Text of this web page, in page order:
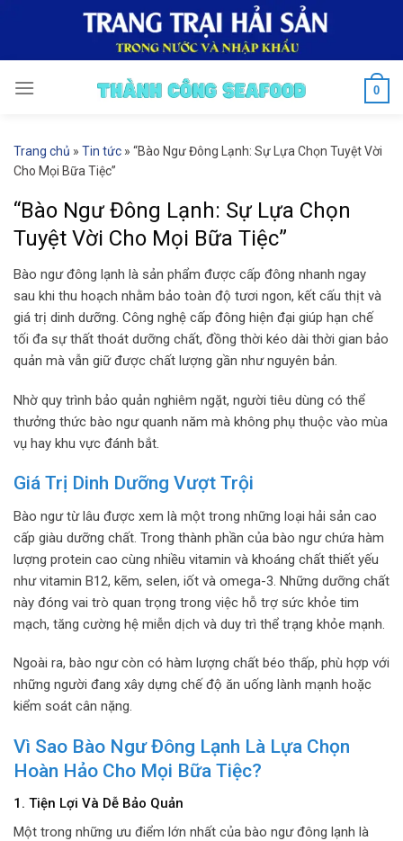
0
Trang chủ » Tin tức » “Bào Ngư Đông Lạnh: Sự Lựa Chọn Tuyệt Vời
Cho Mọi Bữa Tiệc”
“Bào Ngư Đông Lạnh: Sự Lựa Chọn
Tuyệt Vời Cho Mọi Bữa Tiệc”
Bào ngư đông lạnh là sản phẩm được cấp đông nhanh ngay
sau khi thu hoạch nhằm bảo toàn độ tươi ngon, kết cấu thịt và
giá trị dinh dưỡng. Công nghệ cấp đông hiện đại giúp hạn chế
tối đa sự thất thoát dưỡng chất, đồng thời kéo dài thời gian bảo
quản mà vẫn giữ được chất lượng gần như nguyên bản.
Nhờ quy trình bảo quản nghiêm ngặt, người tiêu dùng có thể
thưởng thức bào ngư quanh năm mà không phụ thuộc vào mùa
vụ hay khu vực đánh bắt.
Giá Trị Dinh Dưỡng Vượt Trội
Bào ngư từ lâu được xem là một trong những loại hải sản cao
cấp giàu dưỡng chất. Trong thành phần của bào ngư chứa hàm
lượng protein cao cùng nhiều vitamin và khoáng chất thiết yếu
như vitamin B12, kẽm, selen, iốt và omega-3. Những dưỡng chất
này đóng vai trò quan trọng trong việc hỗ trợ sức khỏe tim
mạch, tăng cường hệ miễn dịch và duy trì thể trạng khỏe mạnh.
Ngoài ra, bào ngư còn có hàm lượng chất béo thấp, phù hợp với
những người đang xây dựng chế độ ăn uống lành mạnh hoặc
kiểm soát cân nặng.
Vì Sao Bào Ngư Đông Lạnh Là Lựa Chọn
Hoàn Hảo Cho Mọi Bữa Tiệc?
1. Tiện Lợi Và Dễ Bảo Quản
Một trong những ưu điểm lớn nhất của bào ngư đông lạnh là